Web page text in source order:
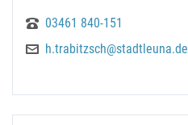
03461 840-151
h.trabitzsch@stadtleuna.de